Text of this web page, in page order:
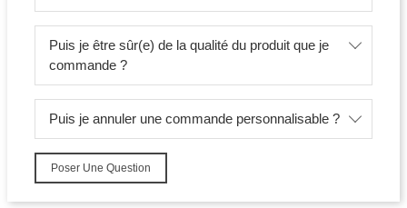
Puis je être sûr(e) de la qualité du produit que je
commande ?
Puis je annuler une commande personnalisable ?
Poser Une Question